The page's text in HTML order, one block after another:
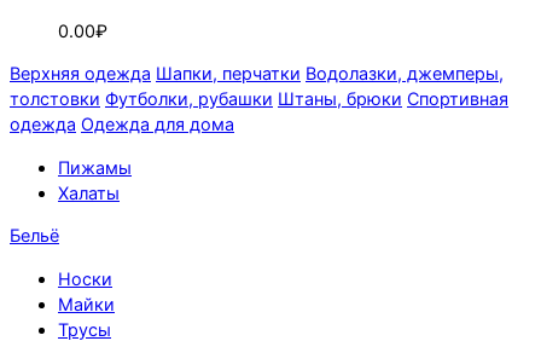
0.00₽
Верхняя одежда Шапки, перчатки Водолазки, джемперы,
толстовки Футболки, рубашки Штаны, брюки Спортивная
одежда Одежда для дома
Пижамы
Халаты
Бельё
Носки
Майки
Трусы